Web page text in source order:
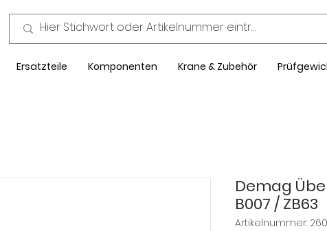
Ersatzteile Komponenten Krane & Zubehör
Demag
B007 / ZB63
Artikelnummer: